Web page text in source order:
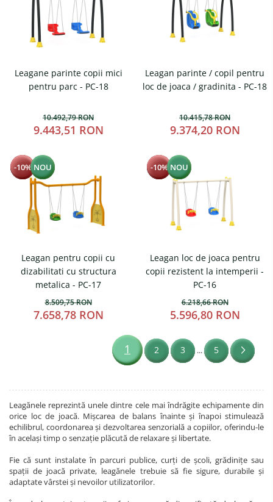
Leagane parinte copii mici
pentru parc - PC-18
10.492,79 RON
9.443,51 RON
Leagan parinte / copil pentru
loc de joaca / gradinita - PC-18
10.415,78 RON
9.374,20 RON
-10% NOU
Leagan pentru copii cu
dizabilitati cu structura
metalica - PC-17
8.509,75 RON
7.658,78 RON
-10% NOU
Leagan loc de joaca pentru
copii rezistent la intemperii -
PC-16
6.218,66 RON
5.596,80 RON
1 2 3 ... 5
Leagănele reprezintă unele dintre cele mai îndrăgite echipamente din
orice loc de joacă. Mișcarea de balans înainte și înapoi stimulează
echilibrul, coordonarea și dezvoltarea senzorială a copiilor, oferindu-le
în același timp o senzație plăcută de relaxare și libertate.
Fie că sunt instalate în parcuri publice, curți de școli, grădinițe sau
spații de joacă private, leagănele trebuie să fie sigure, durabile și
adaptate vârstei și nevoilor utilizatorilor.